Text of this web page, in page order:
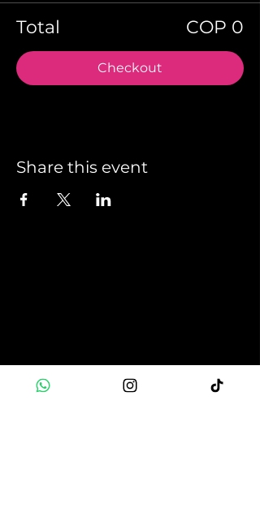
Total COP 0
Checkout
Share this event